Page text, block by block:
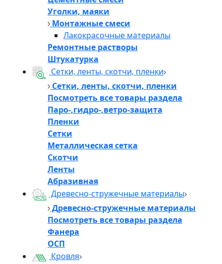
Уголки, маяки
Монтажные смеси
Лакокрасочные материалы
Ремонтные растворы
Штукатурка
Сетки, ленты, скотчи, пленки
Сетки, ленты, скотчи, пленки
Посмотреть все товары раздела
Паро-,гидро-,ветро-защита
Пленки
Сетки
Металлическая сетка
Скотчи
Ленты
Абразивная
Древесно-стружечные материалы
Древесно-стружечные материалы
Посмотреть все товары раздела
Фанера
ОСП
Кровля